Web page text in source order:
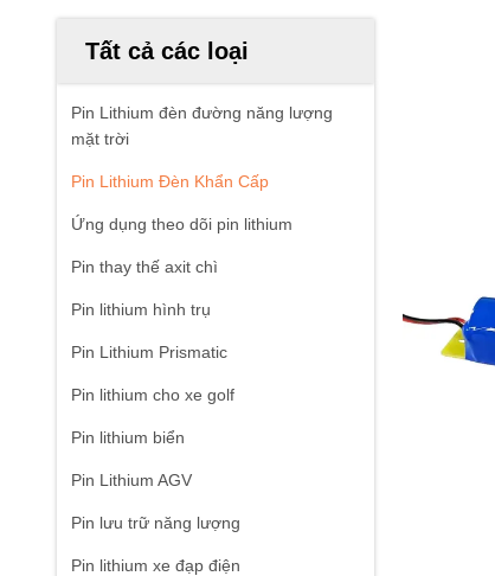
Tất cả các loại
Pin Lithium đèn đường năng lượng
mặt trời
Pin Lithium Đèn Khẩn Cấp
Ứng dụng theo dõi pin lithium
Pin thay thế axit chì
Pin lithium hình trụ
Pin Lithium Prismatic
Pin lithium cho xe golf
Pin lithium biển
Pin Lithium AGV
Pin lưu trữ năng lượng
Pin lithium xe đạp điện